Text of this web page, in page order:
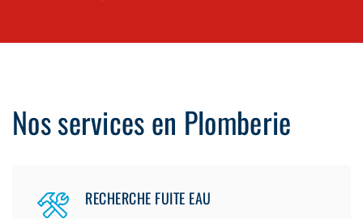
Nos services en Plomberie
RECHERCHE FUITE EAU